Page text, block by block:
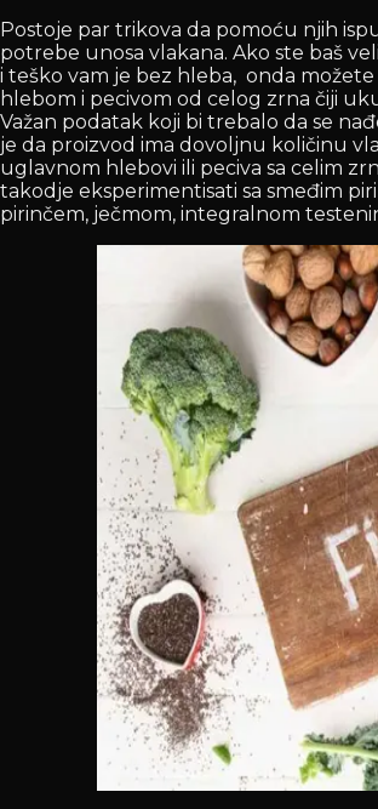
Postoje par trikova da pomoću njih
potrebe unosa vlakana. Ako ste baš
i teško vam je bez hleba, onda
hlebom i pecivom od celog zrna čiji
Važan podatak koji bi trebalo da se
je da proizvod ima dovoljnu količinu
uglavnom hlebovi ili peciva sa celim
takodje eksperimentisati sa smeđim
pirinčem, ječmom, integralnom